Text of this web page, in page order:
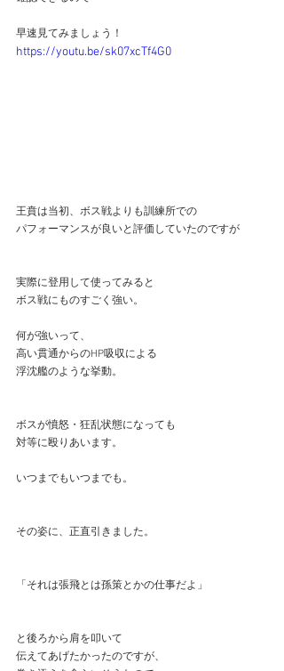
早速見てみましょう！
https://youtu.be/sk07xcTf4G0
王賁は当初、ボス戦よりも訓練所での
パフォーマンスが良いと評価していたのですが
実際に登用して使ってみると
ボス戦にものすごく強い。
何が強いって、
高い貫通からのHP吸収による
浮沈艦のような挙動。
ボスが憤怒・狂乱状態になっても
対等に殴りあいます。
いつまでもいつまでも。
その姿に、正直引きました。
「それは張飛とは孫策とかの仕事だよ」
と後ろから肩を叩いて
伝えてあげたかったのですが、